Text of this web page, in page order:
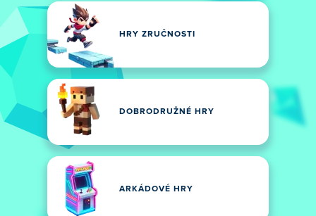
HRY ZRUČNOSTI
DOBRODRUŽNÉ HRY
ARKÁDOVÉ HRY